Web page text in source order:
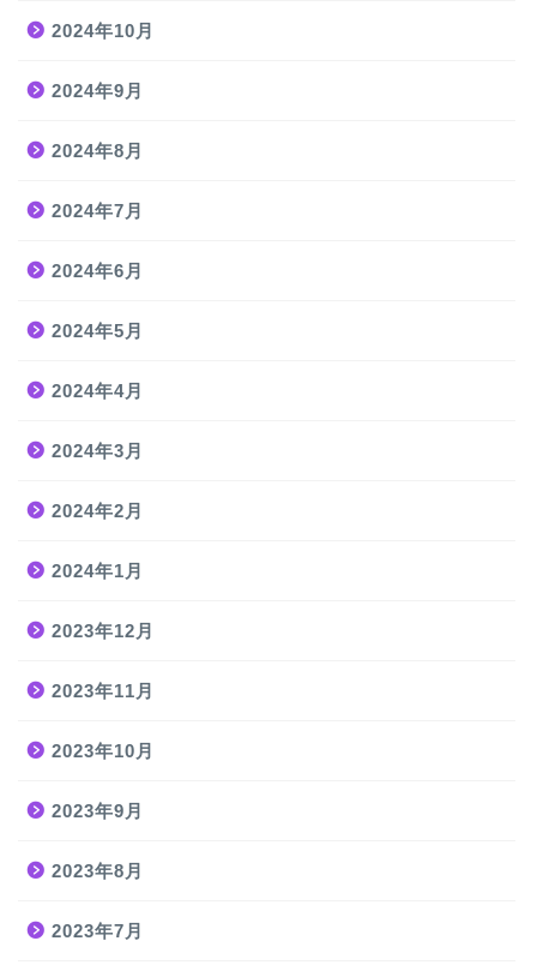
2024年10月
2024年9月
2024年8月
2024年7月
2024年6月
2024年5月
2024年4月
2024年3月
2024年2月
2024年1月
2023年12月
2023年11月
2023年10月
2023年9月
2023年8月
2023年7月